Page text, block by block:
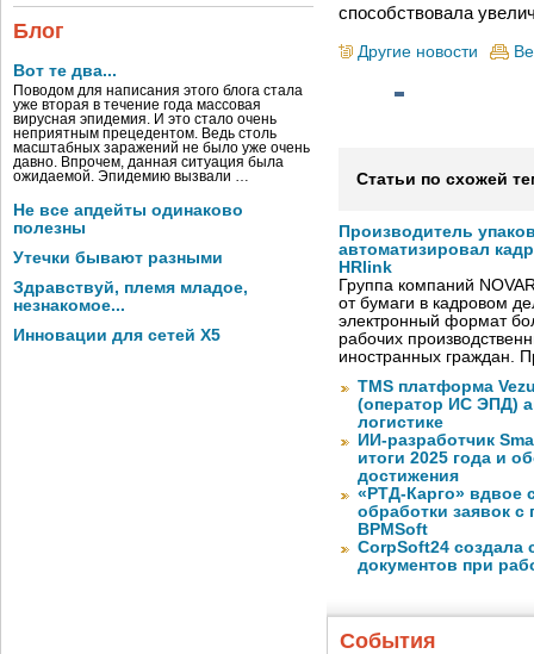
Блог
Вот те два...
Поводом для написания этого блога стала
уже вторая в течение года массовая
вирусная эпидемия. И это стало очень
неприятным прецедентом. Ведь столь
масштабных заражений не было уже очень
давно. Впрочем, данная ситуация была
ожидаемой. Эпидемию вызвали …
Не все апдейты одинаково
полезны
Утечки бывают разными
Здравствуй, племя младое,
незнакомое...
Инновации для сетей X5
способствовала
Другие новости
Статьи по схожей
Производитель
автоматизировал
HRlink
Группа компаний
от бумаги в кадровом
электронный формат
рабочих
иностранных граждан.
TMS платформа
(оператор ИС ЭПД)
логистике
ИИ-разработчик
итоги 2025 года и
достижения
«РТД-Карго» вдвое
обработки заявок
BPMSoft
CorpSoft24 создала
документов при
События